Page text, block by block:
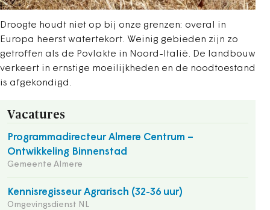
Droogte houdt niet op bij onze grenzen: overal in
Europa heerst watertekort. Weinig gebieden zijn zo
getroffen als de Povlakte in Noord-Italië. De landbouw
verkeert in ernstige moeilijkheden en de noodtoestand
is afgekondigd.
Vacatures
Programmadirecteur Almere Centrum –
Ontwikkeling Binnenstad
Gemeente Almere
Kennisregisseur Agrarisch (32-36 uur)
Omgevingsdienst NL